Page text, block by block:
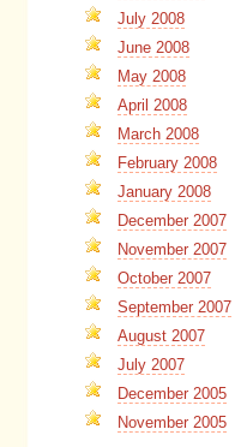
July 2008
June 2008
May 2008
April 2008
March 2008
February 2008
January 2008
December 2007
November 2007
October 2007
September 2007
August 2007
July 2007
December 2005
November 2005